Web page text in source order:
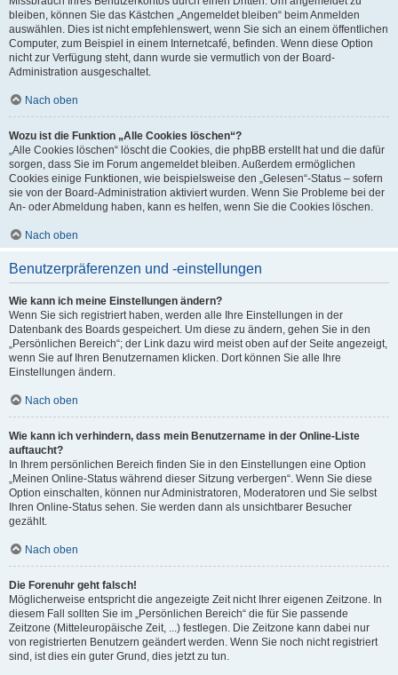
bleiben, können Sie das Kästchen „Angemeldet bleiben“ beim Anmelden
auswählen. Dies ist nicht empfehlenswert, wenn Sie sich an einem öffentlichen
Computer, zum Beispiel in einem Internetcafé, befinden. Wenn diese Option
nicht zur Verfügung steht, dann wurde sie vermutlich von der Board-
Administration ausgeschaltet.
Nach oben
Wozu ist die Funktion „Alle Cookies löschen“?
„Alle Cookies löschen“ löscht die Cookies, die phpBB erstellt hat und die dafür
sorgen, dass Sie im Forum angemeldet bleiben. Außerdem ermöglichen
Cookies einige Funktionen, wie beispielsweise den „Gelesen“-Status – sofern
sie von der Board-Administration aktiviert wurden. Wenn Sie Probleme bei der
An- oder Abmeldung haben, kann es helfen, wenn Sie die Cookies löschen.
Nach oben
Benutzerpräferenzen und -einstellungen
Wie kann ich meine Einstellungen ändern?
Wenn Sie sich registriert haben, werden alle Ihre Einstellungen in der
Datenbank des Boards gespeichert. Um diese zu ändern, gehen Sie in den
„Persönlichen Bereich“; der Link dazu wird meist oben auf der Seite angezeigt,
wenn Sie auf Ihren Benutzernamen klicken. Dort können Sie alle Ihre
Einstellungen ändern.
Nach oben
Wie kann ich verhindern, dass mein Benutzername in der Online-Liste
auftaucht?
In Ihrem persönlichen Bereich finden Sie in den Einstellungen eine Option
„Meinen Online-Status während dieser Sitzung verbergen“. Wenn Sie diese
Option einschalten, können nur Administratoren, Moderatoren und Sie selbst
Ihren Online-Status sehen. Sie werden dann als unsichtbarer Besucher
gezählt.
Nach oben
Die Forenuhr geht falsch!
Möglicherweise entspricht die angezeigte Zeit nicht Ihrer eigenen Zeitzone. In
diesem Fall sollten Sie im „Persönlichen Bereich“ die für Sie passende
Zeitzone (Mitteleuropäische Zeit, ...) festlegen. Die Zeitzone kann dabei nur
von registrierten Benutzern geändert werden. Wenn Sie noch nicht registriert
sind, ist dies ein guter Grund, dies jetzt zu tun.